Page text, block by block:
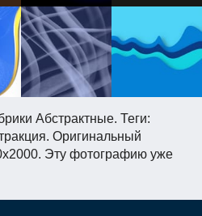
Абстрактные. Теги:
Оригинальный
Эту фотографию уже